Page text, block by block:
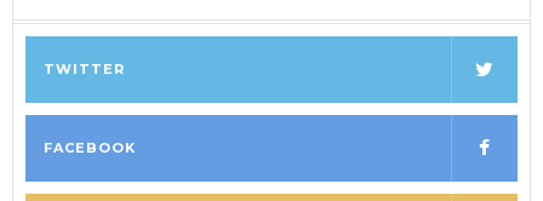
TWITTER
FACEBOOK